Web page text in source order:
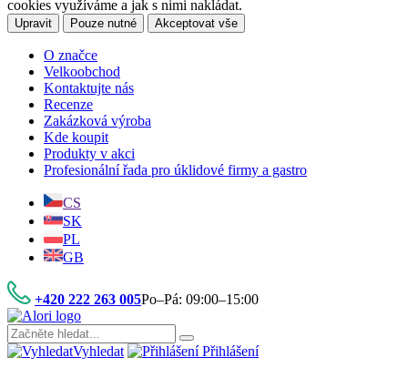
cookies využíváme a jak s nimi nakládat.
Upravit Pouze nutné Akceptovat vše
O značce
Velkoobchod
Kontaktujte nás
Recenze
Zakázková výroba
Kde koupit
Produkty v akci
Profesionální řada pro úklidové firmy a gastro
CS
SK
PL
GB
+420 222 263 005Po–Pá: 09:00–15:00
Vyhledat Přihlášení